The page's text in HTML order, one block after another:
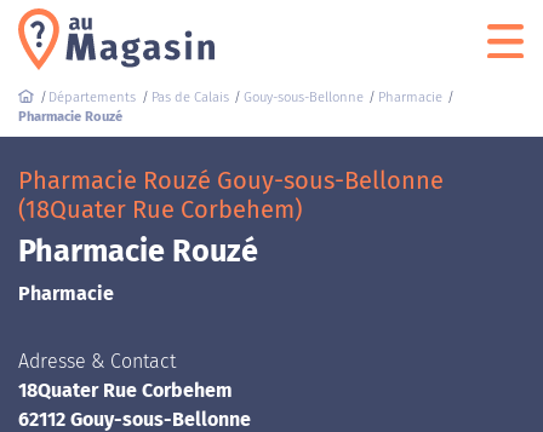
Départements Pas de Calais Gouy-sous-Bellonne
Pharmacie
Pharmacie Rouzé
Pharmacie Rouzé Gouy-sous-Bellonne
(18Quater Rue Corbehem)
Pharmacie Rouzé
Pharmacie
Adresse & Contact
18Quater Rue Corbehem
62112 Gouy-sous-Bellonne